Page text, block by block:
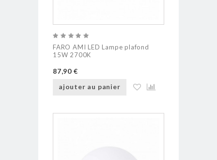
FARO AMI LED Lampe plafond
15W 2700K
87,90 €
ajouter au panier